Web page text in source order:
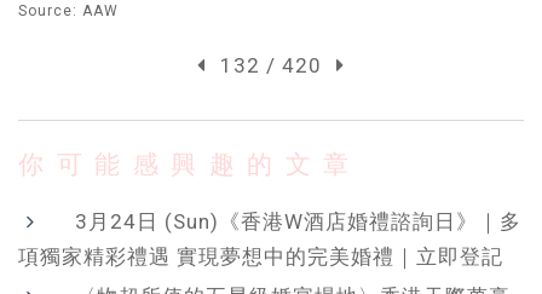
Source: AAW
132 / 420
你可能感興趣的文章
3月24日 (Sun)《香港W酒店婚禮諮詢日》｜多
項獨家精彩禮遇 實現夢想中的完美婚禮｜立即登記